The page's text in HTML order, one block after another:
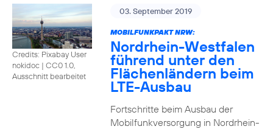
Credits: Pixabay User
nokidoc | CC0 1.0,
Ausschnitt bearbeitet
03. September 2019
MOBILFUNKPAKT NRW:
Nordrhein-Westfalen
führend unter den
Flächenländern beim
LTE-Ausbau
Fortschritte beim Ausbau der
Mobilfunkversorgung in Nordrhein-